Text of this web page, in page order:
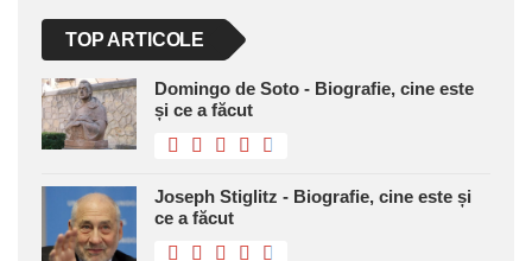
TOP ARTICOLE
Domingo de Soto - Biografie, cine este
și ce a făcut
Joseph Stiglitz - Biografie, cine este și
ce a făcut